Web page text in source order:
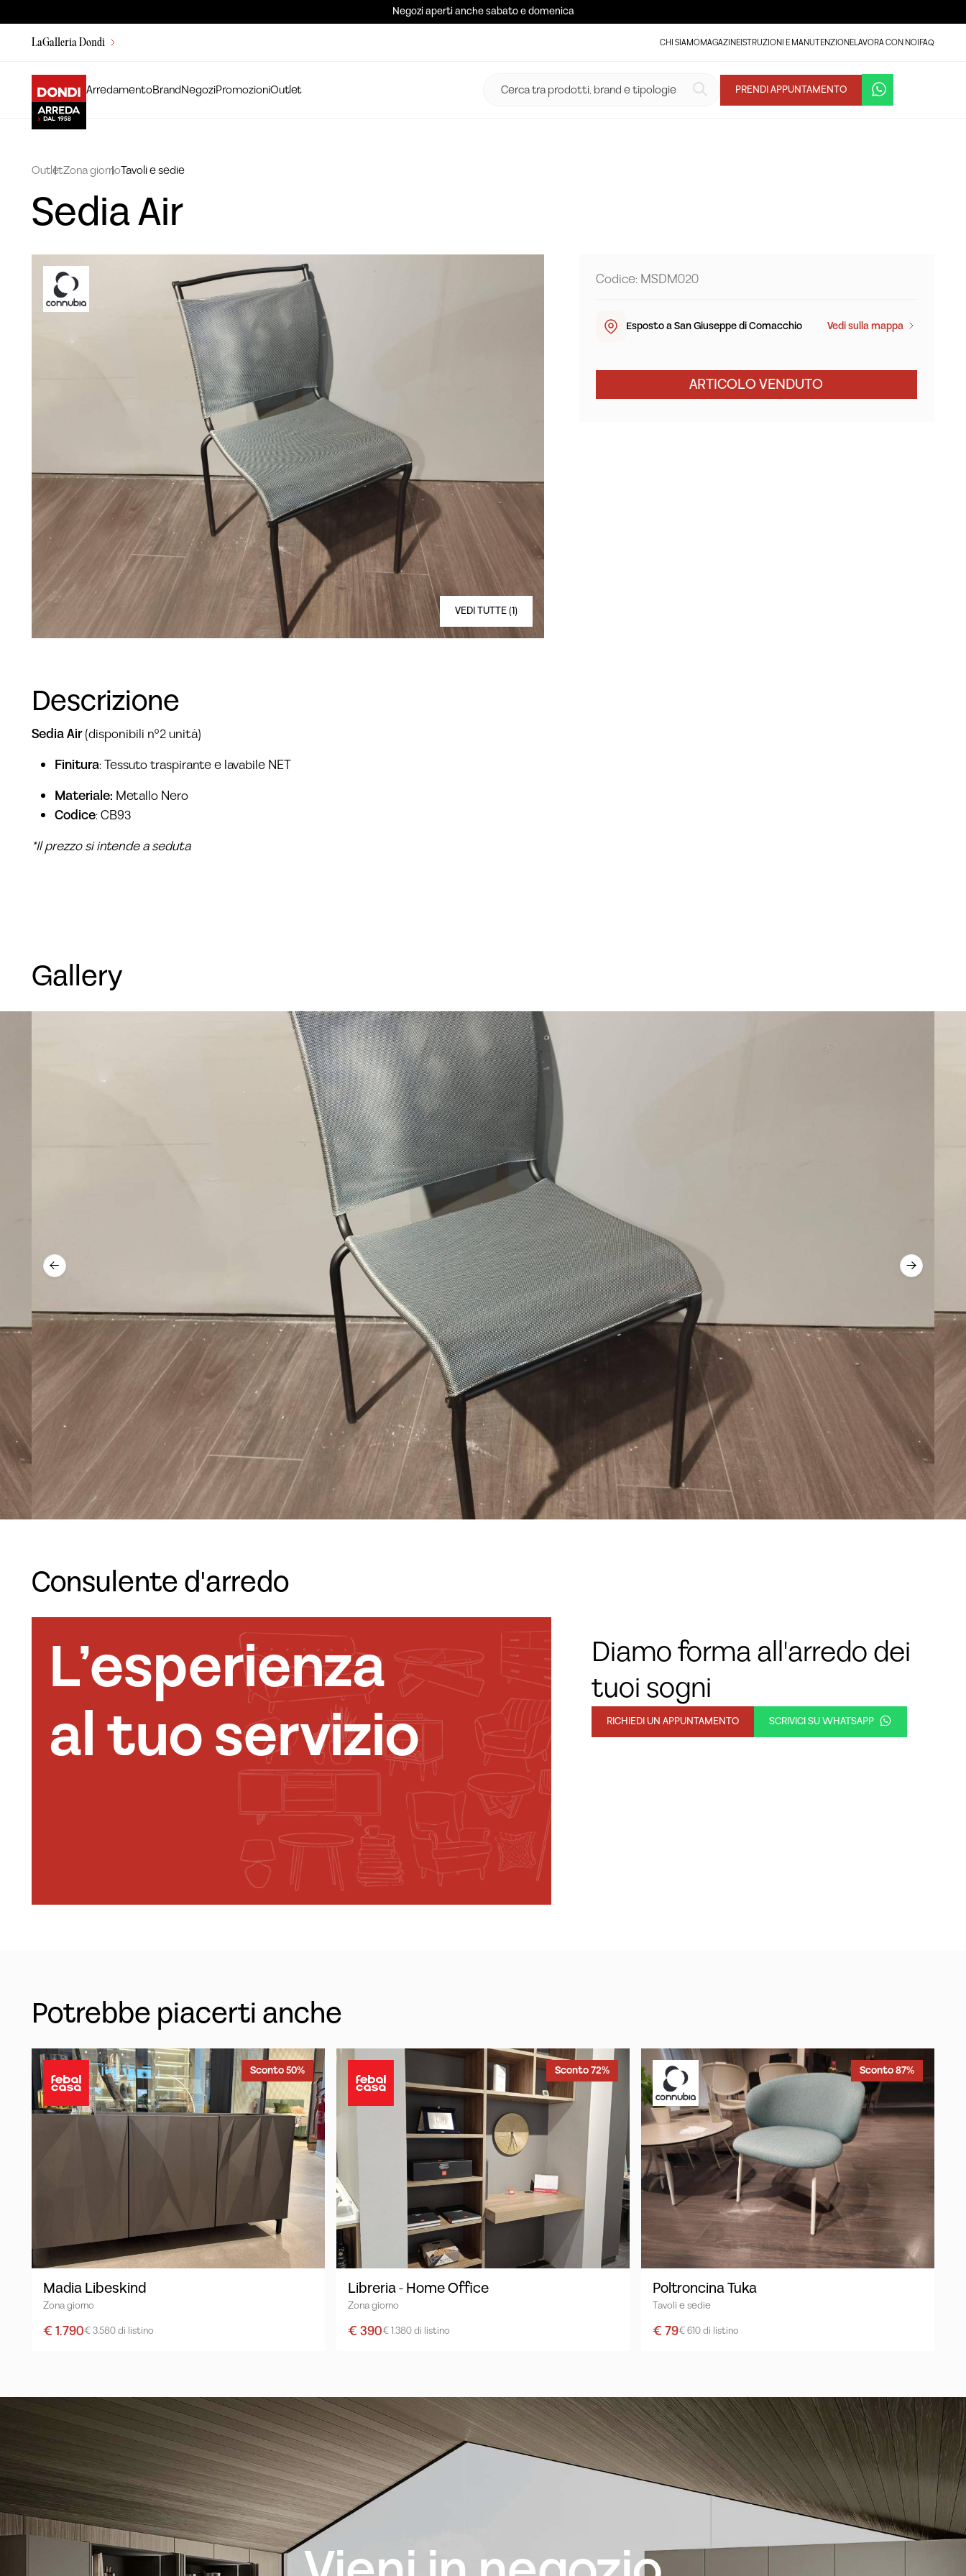
Negozi aperti anche sabato e domenica
LaGalleria Dondi CHI SIAMOMAGAZINEISTRUZIONI E MANUTENZIONELAVORA CON NOIFAQ
ArredamentoBrandNegoziPromozioniOutlet PRENDI APPUNTAMENTO
OutletZona giornoTavoli e sedie
Sedia Air
VEDI TUTTE (1)
Descrizione
Sedia Air(disponibili n°2 unità)
Finitura: Tessuto traspirante e lavabile NET
Materiale: Metallo Nero
Codice: CB93
*Il prezzo si intende a seduta
Codice: MSDM020
Esposto a San Giuseppe di Comacchio Vedi sulla mappa
ARTICOLO VENDUTO
Gallery
Consulente d'arredo
L’esperienza
al tuo servizio
Diamo forma all'arredo dei
tuoi sogni
RICHIEDI UN APPUNTAMENTO SCRIVICI SU WHATSAPP
Potrebbe piacerti anche
Sconto 50%
Madia Libeskind
Zona giorno
€ 1.790€ 3.580 di listino
Sconto 72%
Libreria - Home Office
Zona giorno
€ 390€ 1.380 di listino
Sconto 87%
Poltroncina Tuka
Tavoli e sedie
€ 79€ 610 di listino